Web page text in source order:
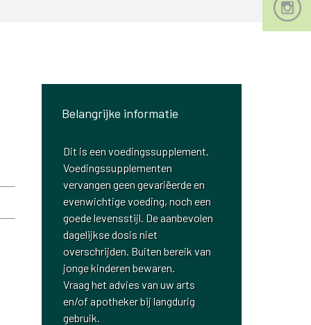
Belangrijke informatie
Dit is een voedingssupplement.
Voedingssupplementen
vervangen geen gevariëerde en
evenwichtige voeding, noch een
goede levensstijl. De aanbevolen
dagelijkse dosis niet
overschrijden. Buiten bereik van
jonge kinderen bewaren.
Vraag het advies van uw arts
en/of apotheker bij langdurig
gebruik.